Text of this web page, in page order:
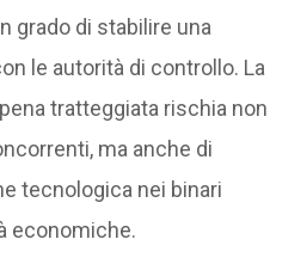
grado di stabilire una
le autorità di controllo. La
tratteggiata rischia non
ma anche di
tecnologica nei binari
economiche.